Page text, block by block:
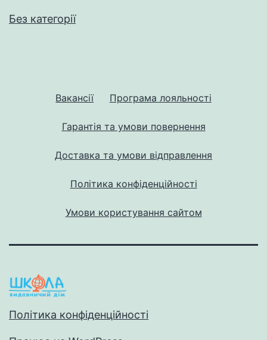
Без категорії
Вакансії Програма лояльності
Гарантія та умови повернення
Доставка та умови відправлення
Політика конфіденційності
Умови користування сайтом
Політика конфіденційності